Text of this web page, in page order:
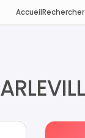
Accueil